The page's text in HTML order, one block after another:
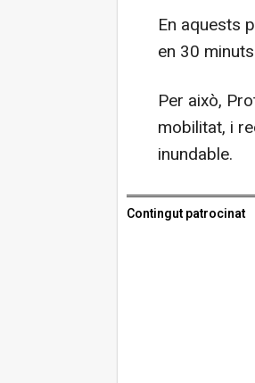
En aquests
en 30
Per això,
mobilitat, i
inundable.
Contingut patrocinat